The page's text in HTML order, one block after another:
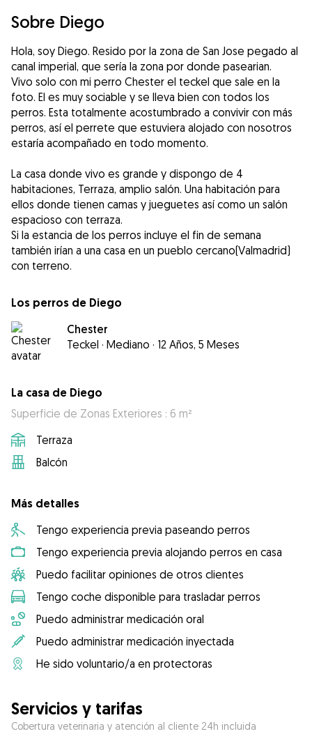
Sobre Diego
Hola, soy Diego. Resido por la zona de San Jose pegado al
canal imperial, que sería la zona por donde pasearian.
Vivo solo con mi perro Chester el teckel que sale en la
foto. El es muy sociable y se lleva bien con todos los
perros. Esta totalmente acostumbrado a convivir con más
perros, así el perrete que estuviera alojado con nosotros
estaría acompañado en todo momento.
La casa donde vivo es grande y dispongo de 4
habitaciones, Terraza, amplio salón. Una habitación para
ellos donde tienen camas y jueguetes así como un salón
espacioso con terraza.
Si la estancia de los perros incluye el fin de semana
también irían a una casa en un pueblo cercano(Valmadrid)
con terreno.
Los perros de Diego
Chester
Teckel · Mediano · 12 Años, 5 Meses
La casa de Diego
Superficie de Zonas Exteriores : 6 m²
Terraza
Balcón
Más detalles
Tengo experiencia previa paseando perros
Tengo experiencia previa alojando perros en casa
Puedo facilitar opiniones de otros clientes
Tengo coche disponible para trasladar perros
Puedo administrar medicación oral
Puedo administrar medicación inyectada
He sido voluntario/a en protectoras
Servicios y tarifas
Cobertura veterinaria y atención al cliente 24h incluida